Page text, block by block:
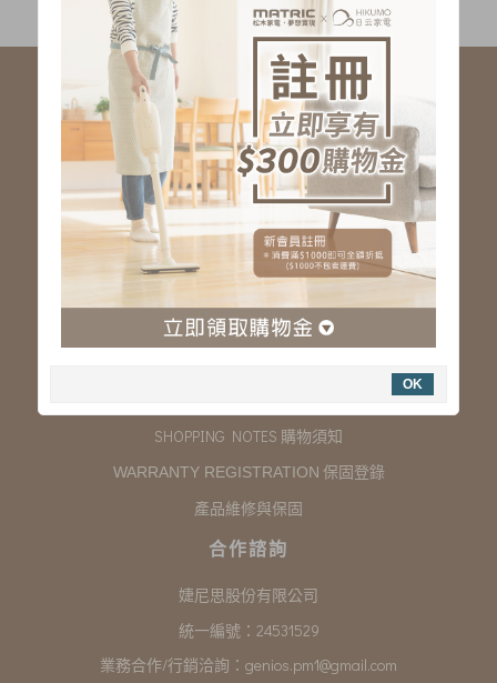
社群服務連結
線上客服 LINE 歡迎加入 <LINE ID: @matric.jp>
線上客服 Facebook 歡迎加入
服務專線：03-323-2180
客服信箱 :genios.service@gmail.com
服務時間：星期一至星期五 上午9:00~下午6:00
例假日休假
購物說明
SHOPPING NOTES 購物須知
WARRANTY REGISTRATION 保固登錄
產品維修與保固
合作諮詢
婕尼思股份有限公司
統一編號：24531529
業務合作/行銷洽詢： genios.pm1@gmail.com
OK